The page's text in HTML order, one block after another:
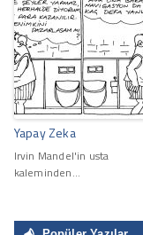
Yapay Zeka
Irvin Mandel'in usta
kaleminden...